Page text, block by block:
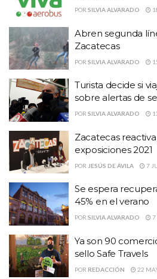
POR SILVIA ALVARADO
Abren segunda
Zacatecas
POR SILVIA ALVARADO
Turista decide si
sobre alertas de
POR SILVIA ALVARADO
Zacatecas
exposiciones 2021
POR JESÚS DE ÁVILA 7
Se espera
45% en el verano
POR SILVIA ALVARADO 7
Ya son 90
sello Safe Travels
POR REDACCIÓN 22